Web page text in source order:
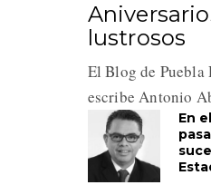
lustrosos
El Blog de Puebla
escribe Antonio
En